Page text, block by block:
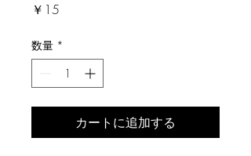
￥15
数量 *
カートに追加する